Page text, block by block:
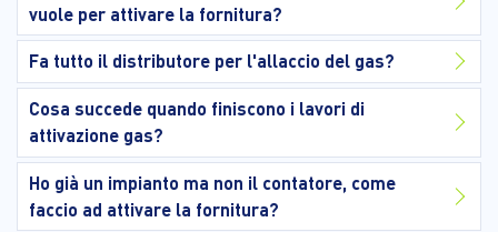
vuole per attivare la fornitura?
Fa tutto il distributore per l'allaccio del gas?
Cosa succede quando finiscono i lavori di
attivazione gas?
Ho già un impianto ma non il contatore, come
faccio ad attivare la fornitura?